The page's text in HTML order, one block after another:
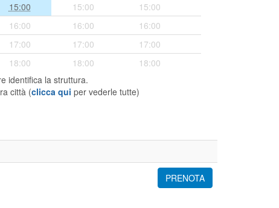
15:00 15:00
15:00
16:00 16:00
16:00
17:00 17:00
17:00
18:00 18:00
18:00
identifica la struttura.
città (clicca qui per vederle tutte)
PRENOTA